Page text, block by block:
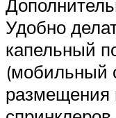
Удобно
капельный
(мобильный
размещения